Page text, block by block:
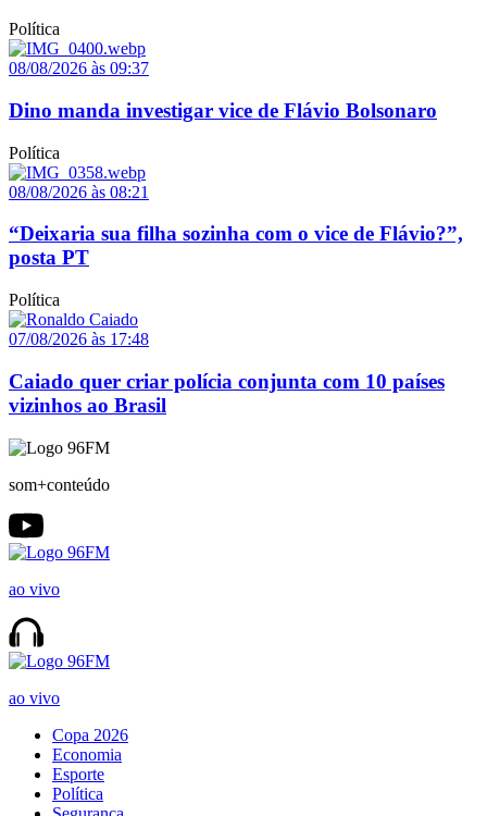
Política
08/08/2026 às 09:37
Dino manda investigar vice de Flávio Bolsonaro
Política
08/08/2026 às 08:21
“Deixaria sua filha sozinha com o vice de Flávio?”,
posta PT
Política
07/08/2026 às 17:48
Caiado quer criar polícia conjunta com 10 países
vizinhos ao Brasil
som+conteúdo
ao vivo
ao vivo
Copa 2026
Economia
Esporte
Política